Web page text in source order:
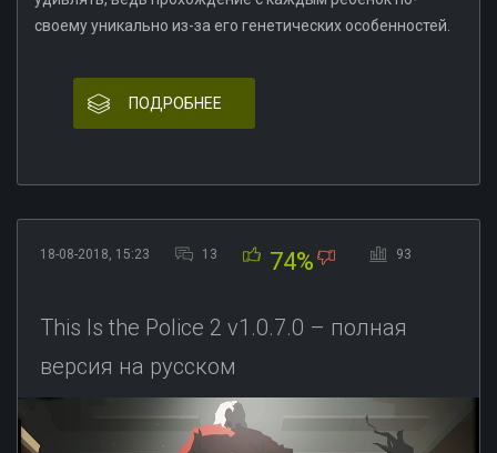
своему уникально из-за его генетических особенностей.
ПОДРОБНЕЕ
18-08-2018, 15:23 13 74% 93
This Is the Police 2 v1.0.7.0 – полная
версия на русском